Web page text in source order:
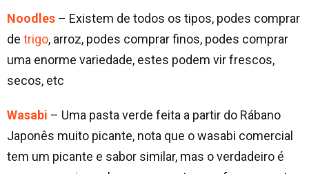
Noodles – Existem de todos os tipos, podes comprar
de trigo, arroz, podes comprar finos, podes comprar
uma enorme variedade, estes podem vir frescos,
secos, etc
Wasabi – Uma pasta verde feita a partir do Rábano
Japonês muito picante, nota que o wasabi comercial
tem um picante e sabor similar, mas o verdadeiro é